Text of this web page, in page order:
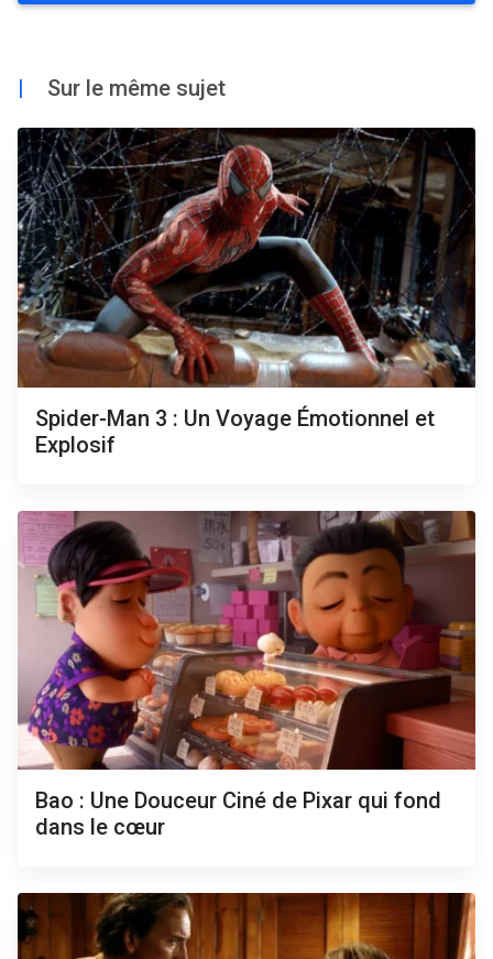
| Sur le même sujet
Spider-Man 3 : Un Voyage Émotionnel et
Explosif
Bao : Une Douceur Ciné de Pixar qui fond
dans le cœur